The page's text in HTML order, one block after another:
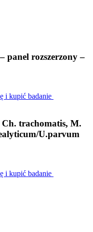
panel rozszerzony –
i kupić badanie
trachomatis, M.
U.parvum
i kupić badanie